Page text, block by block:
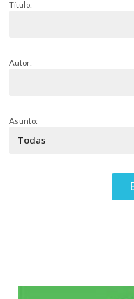
Título:
Autor:
Asunto: